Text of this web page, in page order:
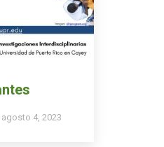
agosto 4, 2023